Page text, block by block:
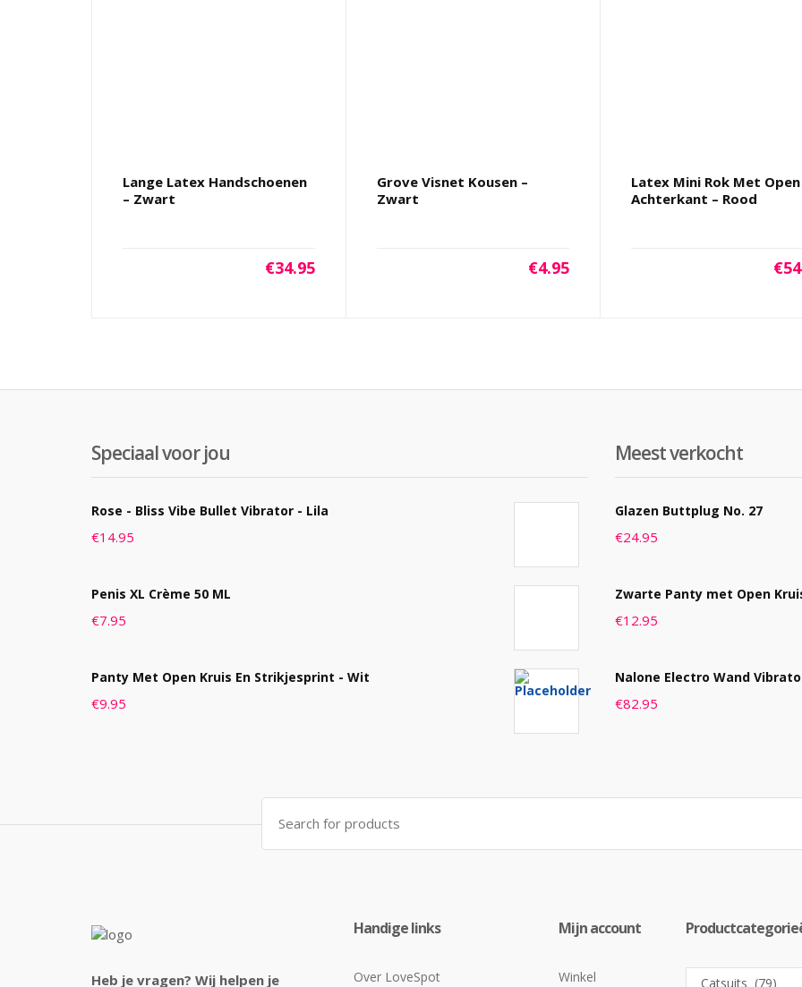
Lange Latex Handschoenen
– Zwart
€34.95
Grove Visnet Kousen –
Zwart
€4.95
Latex Mini Rok Met Open
Achterkant – Rood
€
Speciaal voor jou
Rose - Bliss Vibe Bullet Vibrator - Lila
€14.95
Penis XL Crème 50 ML
€7.95
Panty Met Open Kruis En Strikjesprint - Wit
€9.95
Meest verkocht
Glazen Buttplug No. 27
€24.95
Zwarte Panty met Open
€12.95
Nalone Electro Wand
€82.95
Search
for:
Heb je vragen? Wij helpen je
Handige links
Over LoveSpot
Mijn account
Winkel